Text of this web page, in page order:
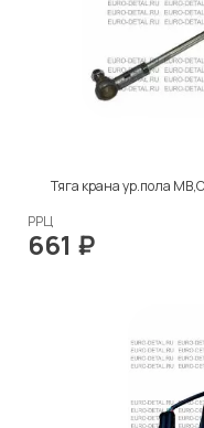
Тяга крана ур.пола
РРЦ
661 ₽